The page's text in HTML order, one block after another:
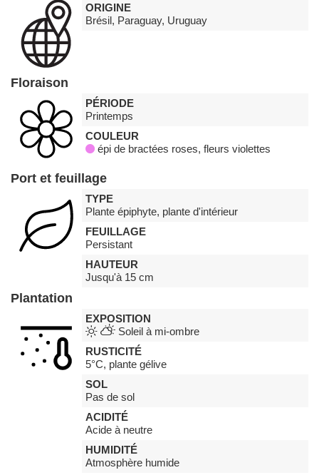
ORIGINE
Brésil, Paraguay, Uruguay
Floraison
PÉRIODE
Printemps
COULEUR
épi de bractées roses, fleurs violettes
Port et feuillage
TYPE
Plante épiphyte, plante d'intérieur
FEUILLAGE
Persistant
HAUTEUR
Jusqu'à 15 cm
Plantation
EXPOSITION
Soleil à mi-ombre
RUSTICITÉ
5°C, plante gélive
SOL
Pas de sol
ACIDITÉ
Acide à neutre
HUMIDITÉ
Atmosphère humide